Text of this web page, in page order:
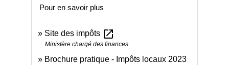
Pour en savoir plus
Site des impôts open_in_new
Ministère chargé des finances
Brochure pratique - Impôts locaux 2023